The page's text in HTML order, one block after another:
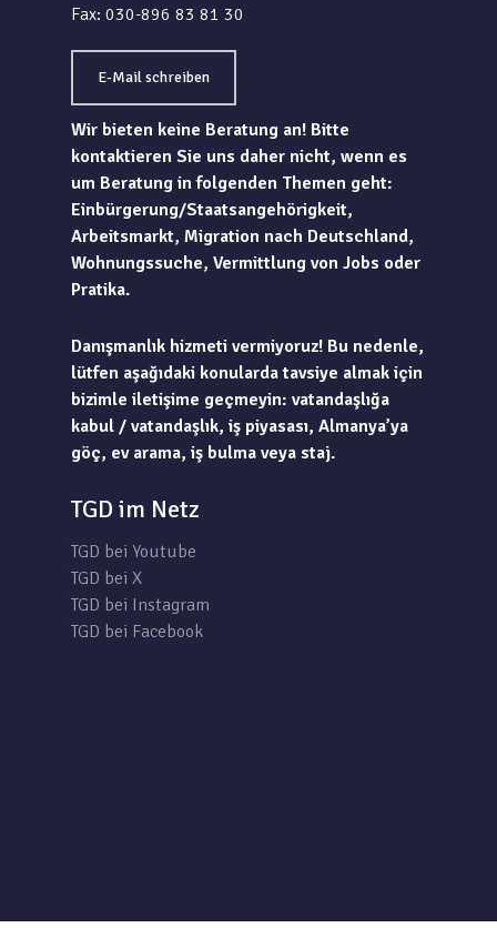
Fax: 030-896 83 81 30
E-Mail schreiben
Wir bieten keine Beratung an! Bitte
kontaktieren Sie uns daher nicht, wenn es
um Beratung in folgenden Themen geht:
Einbürgerung/Staatsangehörigkeit,
Arbeitsmarkt, Migration nach Deutschland,
Wohnungssuche, Vermittlung von Jobs oder
Pratika.
Danışmanlık hizmeti vermiyoruz! Bu nedenle,
lütfen aşağıdaki konularda tavsiye almak için
bizimle iletişime geçmeyin: vatandaşlığa
kabul / vatandaşlık, iş piyasası, Almanya’ya
göç, ev arama, iş bulma veya staj.
TGD im Netz
TGD bei Youtube
TGD bei X
TGD bei Instagram
TGD bei Facebook